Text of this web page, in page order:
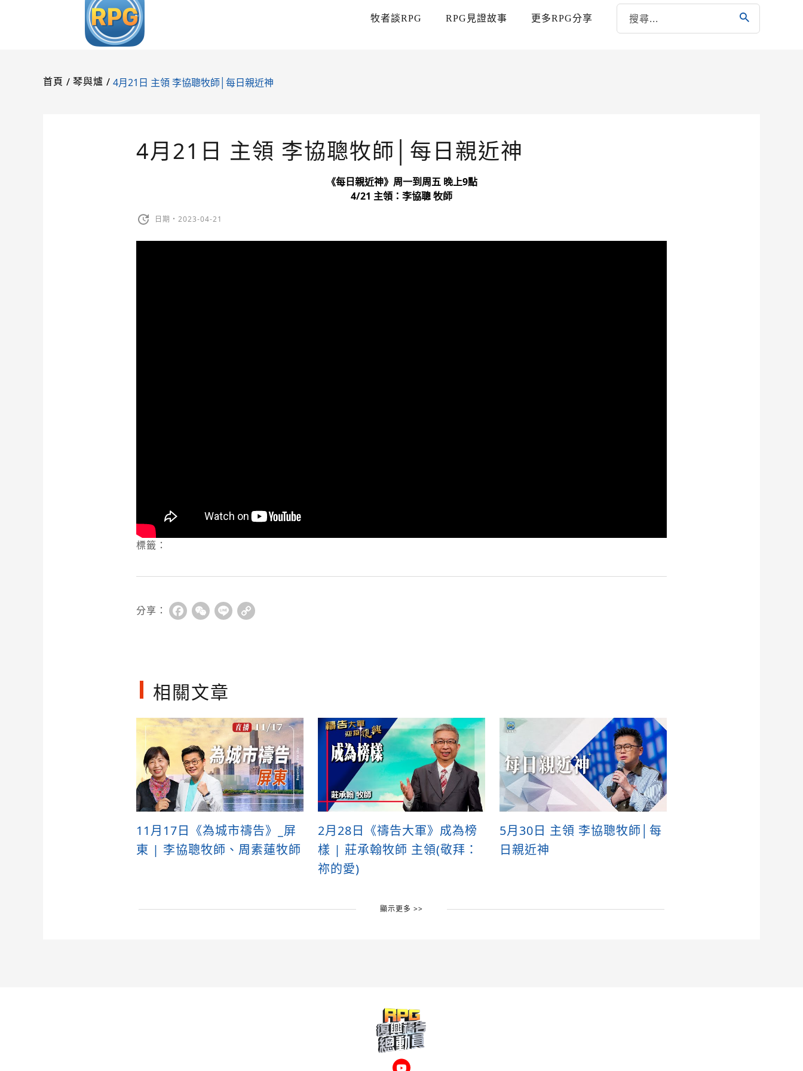
牧者談RPG RPG見證故事 更多RPG分享
首頁 / 琴與爐 / 4月21日 主領 李協聰牧師│每日親近神
4月21日 主領 李協聰牧師│每日親近神
《每日親近神》周一到周五 晚上9點
4/21 主領：李協聰 牧師
日期・2023-04-21
標籤：
分享： FacebookWeChat
Line
相關文章
11月17日《為城市禱告》_屏
東 | 李協聰牧師、周素蓮牧師
2月28日《禱告大軍》成為榜
樣 | 莊承翰牧師 主領(敬拜：
祢的愛)
5月30日 主領 李協聰牧師│每
日親近神
顯示更多 >>